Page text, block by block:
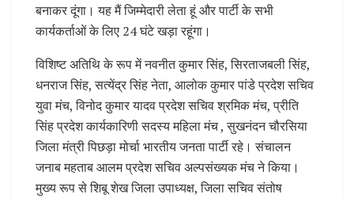
बनाकर दूंगा। यह मैं जिम्मेदारी लेता हूं और पार्टी के सभी
कार्यकर्ताओं के लिए 24 घंटे खड़ा रहूंगा।
विशिष्ट अतिथि के रूप में नवनीत कुमार सिंह, सिरताजबली सिंह,
धनराज सिंह, सत्येंद्र सिंह नेता, आलोक कुमार पांडे प्रदेश सचिव
युवा मंच, विनोद कुमार यादव प्रदेश सचिव श्रमिक मंच, प्रीति
सिंह प्रदेश कार्यकारिणी सदस्य महिला मंच , सुखनंदन चौरसिया
जिला मंत्री पिछड़ा मोर्चा भारतीय जनता पार्टी रहे। संचालन
जनाब महताब आलम प्रदेश सचिव अल्पसंख्यक मंच ने किया।
मुख्य रूप से शिबू शेख जिला उपाध्यक्ष, जिला सचिव संतोष